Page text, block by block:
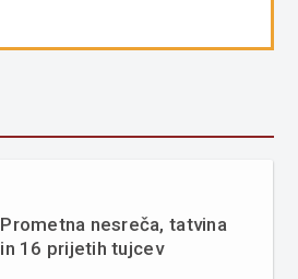
Prometna nesreča, tatvina
in 16 prijetih tujcev